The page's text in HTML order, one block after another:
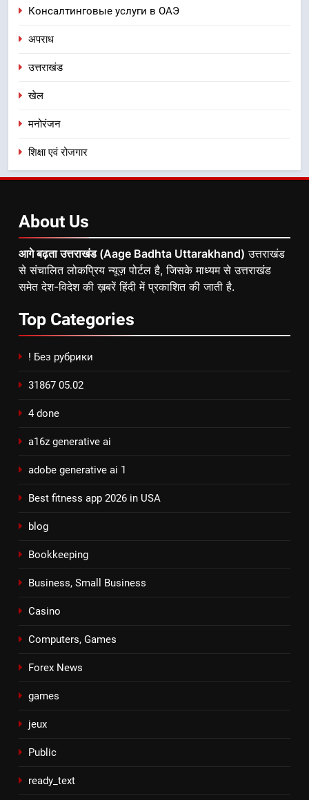
Консалтинговые услуги в ОАЭ
अपराध
उत्तराखंड
खेल
मनोरंजन
शिक्षा एवं रोजगार
About Us
आगे बढ़ता उत्तराखंड (Aage Badhta Uttarakhand) उत्तराखंड
से संचालित लोकप्रिय न्यूज़ पोर्टल है, जिसके माध्यम से उत्तराखंड
समेत देश-विदेश की ख़बरें हिंदी में प्रकाशित की जाती है.
Top Categories
! Без рубрики
31867 05.02
4 done
a16z generative ai
adobe generative ai 1
Best fitness app 2026 in USA
blog
Bookkeeping
Business, Small Business
Casino
Computers, Games
Forex News
games
jeux
Public
ready_text